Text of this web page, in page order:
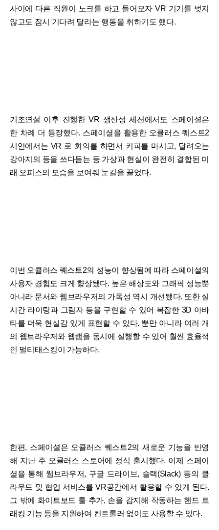
사이에 다른 직원이 노크를 하고 들어오자 VR 기기를 벗지
않고도 잠시 기다려 달라는 행동을 취하기도 했다.
기조연설 이후 진행한 VR 생산성 세션에서도 스페이셜은
한 차례 더 등장했다. 스페이셜을 활용한 오큘러스 퀘스트2
시연에서는 VR 로 회의를 하면서 커피를 마시고, 달려오는
강아지의 등을 쓰다듬는 등 가상과 현실이 완전히 결합된 미
래 오피스의 모습을 보여줘 눈길을 끌었다.
이번 오큘러스 퀘스트2의 성능이 향상됨에 따라 스페이셜의
사용자 경험도 크게 향상됐다. 높은 해상도와 그래픽 성능뿐
아니라 문서와 웹브라우저의 가독성 역시 개선됐다. 또한 실
시간 라이팅과 그림자 등을 구현할 수 있어 복잡한 3D 아바
타를 더욱 현실감 있게 표현할 수 있다. 뿐만 아니라 여러 개
의 웹브라우저와 웹캠을 동시에 실행할 수 있어 훨씬 효율적
인 멀티태스킹이 가능하다.
한편, 스페이셜은 오큘러스 퀘스트2의 새로운 기능을 반영
해 지난 주 오큘러스 스토어에 정식 출시했다. 이제 스페이
셜을 통해 웹브라우저, 구글 드라이브, 슬랙(Slack) 등의 클
라우드 및 협업 서비스를 VR공간에서 활용할 수 있게 된다.
그 밖에 화이트보드 툴 추가, 손을 감지해 작동하는 핸드 트
래킹 기능 등을 지원하여 컨트롤러 없이도 사용할 수 있다.